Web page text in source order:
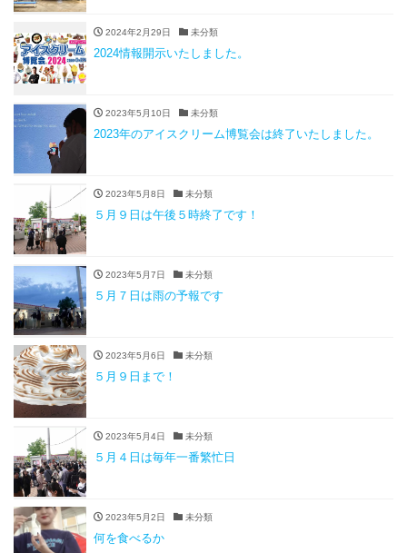
2024年2月29日 未分類
2024情報開示いたしました。
2023年5月10日 未分類
2023年のアイスクリーム博覧会は終了いたしました。
2023年5月8日 未分類
５月９日は午後５時終了です！
2023年5月7日 未分類
５月７日は雨の予報です
2023年5月6日 未分類
５月９日まで！
2023年5月4日 未分類
５月４日は毎年一番繁忙日
2023年5月2日 未分類
何を食べるか